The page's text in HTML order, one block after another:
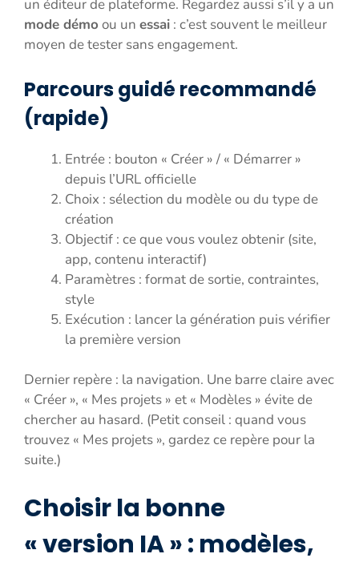
un éditeur de plateforme. Regardez aussi s’il y a un
mode démo ou un essai : c’est souvent le meilleur
moyen de tester sans engagement.
Parcours guidé recommandé
(rapide)
Entrée : bouton « Créer » / « Démarrer »
depuis l’URL officielle
Choix : sélection du modèle ou du type de
création
Objectif : ce que vous voulez obtenir (site,
app, contenu interactif)
Paramètres : format de sortie, contraintes,
style
Exécution : lancer la génération puis vérifier
la première version
Dernier repère : la navigation. Une barre claire avec
« Créer », « Mes projets » et « Modèles » évite de
chercher au hasard. (Petit conseil : quand vous
trouvez « Mes projets », gardez ce repère pour la
suite.)
Choisir la bonne
« version IA » : modèles,